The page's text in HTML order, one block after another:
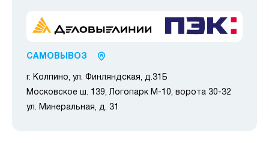
САМОВЫВОЗ
г. Колпино, ул. Финляндская, д.31Б
Московское ш. 139, Логопарк М-10, ворота 30-32
ул. Минеральная, д. 31